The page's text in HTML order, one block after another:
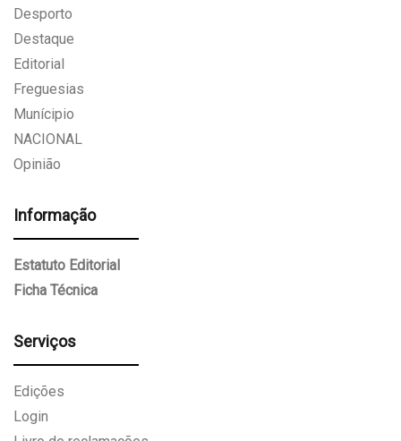
Desporto
Destaque
Editorial
Freguesias
Munícipio
NACIONAL
Opinião
Informação
Estatuto Editorial
Ficha Técnica
Serviços
Edições
Login